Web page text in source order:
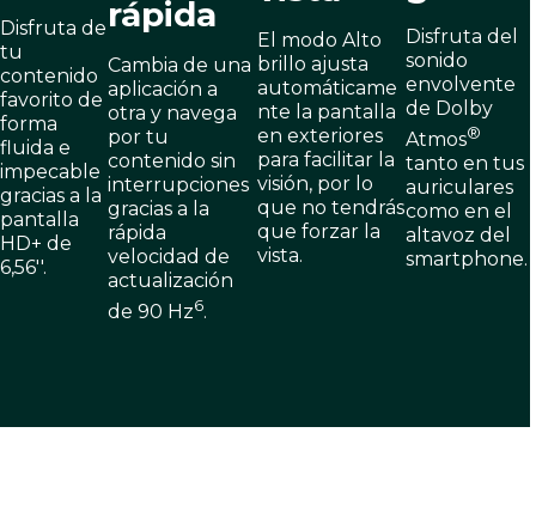
Disfruta de
tu
contenido
favorito de
forma
fluida e
impecable
gracias a la
pantalla
HD+ de
6,56''.
rápida
Cambia de una
aplicación a
otra y navega
por tu
contenido sin
interrupciones
gracias a la
rápida
velocidad de
actualización
de 90 Hz6.
El modo Alto
brillo ajusta
automáticame
nte la pantalla
en exteriores
para facilitar la
visión, por lo
que no tendrás
que forzar la
vista.
Disfruta del
sonido
envolvente
de Dolby
Atmos®
tanto en tus
auriculares
como en el
altavoz del
smartphone.